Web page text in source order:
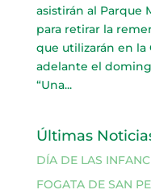
asistirán al Parque
para retirar la
que utilizarán en la
adelante el
“Una...
Últimas
DÍA DE LAS
FOGATA DE SAN